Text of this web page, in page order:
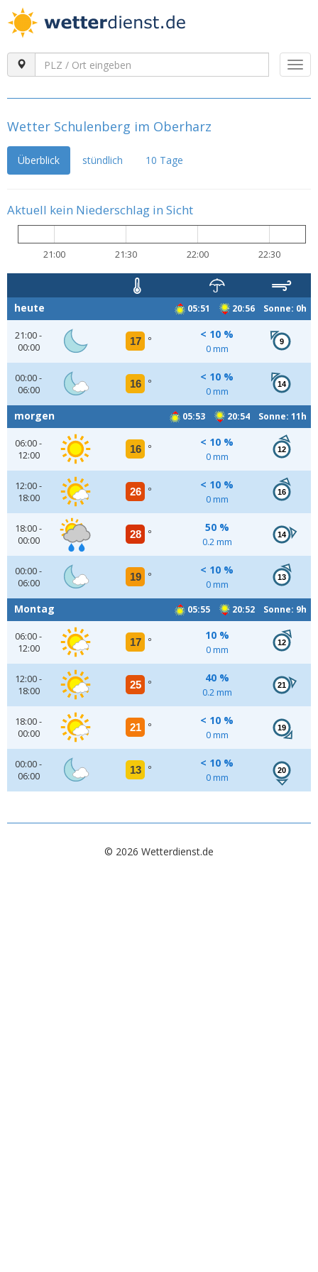
Wetter Schulenberg im Oberharz
Überblick stündlich 10 Tage
Aktuell kein Niederschlag in Sicht
21:00 21:30 22:00 22:30
05:51 20:56 Sonne: 0h
heute
21:00 -
00:00
17 °
< 10 %
0 mm
9
00:00 -
06:00
16 °
< 10 %
0 mm
14
05:53 20:54 Sonne: 11h
morgen
06:00 -
12:00
16 °
< 10 %
0 mm
12
12:00 -
18:00
26 °
< 10 %
0 mm
16
18:00 -
00:00
28 °
50 %
0.2 mm
14
00:00 -
06:00
19 °
< 10 %
0 mm
13
05:55 20:52 Sonne: 9h
Montag
06:00 -
12:00
17 °
10 %
0 mm
12
12:00 -
18:00
25 °
40 %
0.2 mm
21
18:00 -
00:00
21 °
< 10 %
0 mm
19
00:00 -
06:00
13 °
< 10 %
0 mm
20
© 2026 Wetterdienst.de